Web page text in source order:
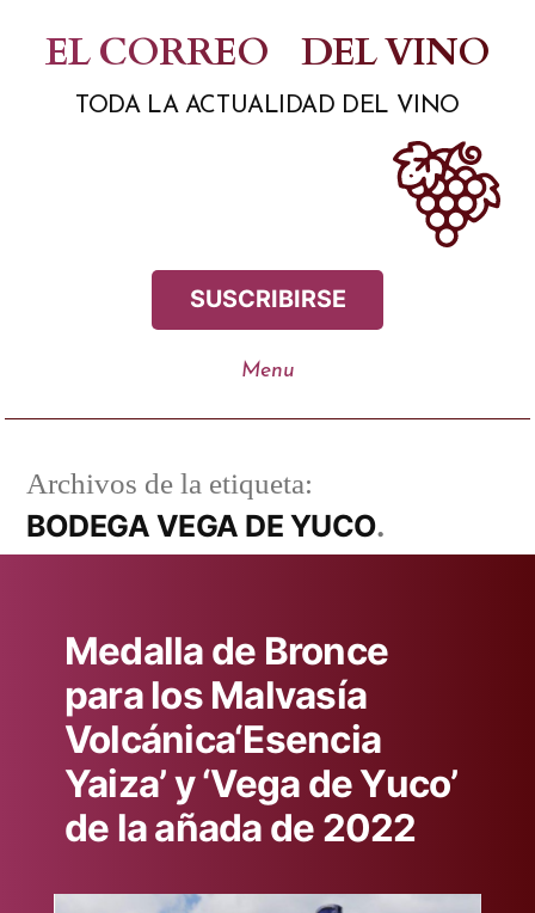
contenido
EL CORREO DEL VINO
TODA LA ACTUALIDAD DEL VINO
SUSCRIBIRSE
Archivos de la etiqueta:
BODEGA VEGA DE YUCO
Medalla de Bronce
para los Malvasía
Volcánica‘Esencia
Yaiza’ y ‘Vega de Yuco’
de la añada de 2022